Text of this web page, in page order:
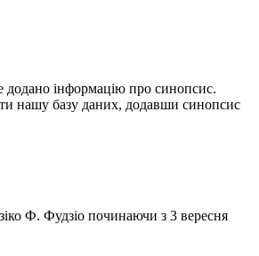
додано інформацію про синопсис.
нашу базу даних, додавши синопсис
Ф. Фудзіо починаючи з 3 вересня